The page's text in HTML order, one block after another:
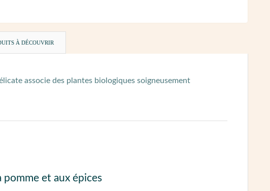
À DÉCOUVRIR
associe des plantes biologiques soigneusement
pomme et aux épices